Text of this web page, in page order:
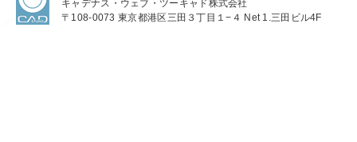
キャデナス・ウェブ・ツーキャド株式会社
〒108-0073 東京都港区三田３丁目１−４ Net 1.三田ビル4F